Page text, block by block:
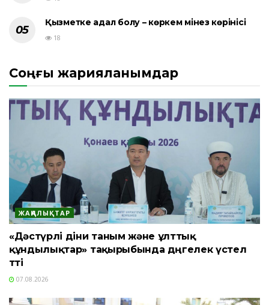
Қызметке адал болу – көркем мінез көрінісі
18
Соңғы жарияланымдар
ЖАҢАЛЫҚТАР
«Дәстүрлі діни таным және ұлттық
құндылықтар» тақырыбында дөңгелек үстел
өтті
07.08.2026